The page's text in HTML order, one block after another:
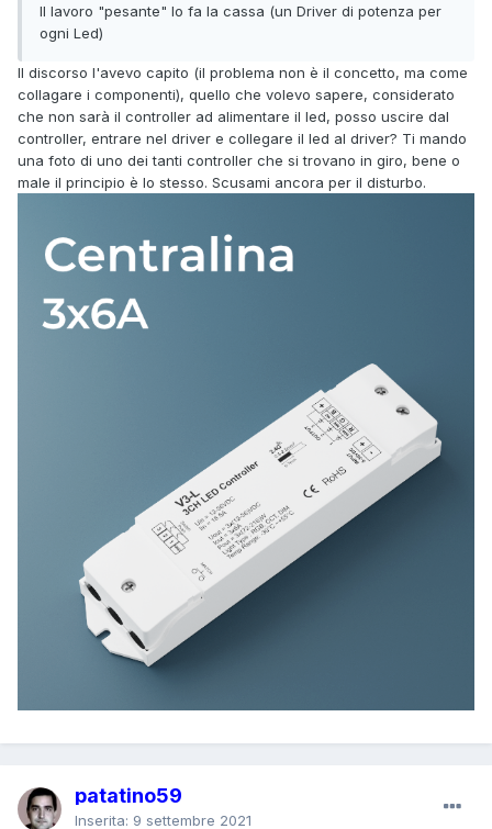
Il lavoro "pesante" lo fa la cassa (un Driver di potenza per
ogni Led)
Il discorso l'avevo capito (il problema non è il concetto, ma come
collagare i componenti), quello che volevo sapere, considerato
che non sarà il controller ad alimentare il led, posso uscire dal
controller, entrare nel driver e collegare il led al driver? Ti mando
una foto di uno dei tanti controller che si trovano in giro, bene o
male il principio è lo stesso. Scusami ancora per il disturbo.
patatino59
Inserita: 9 settembre 2021